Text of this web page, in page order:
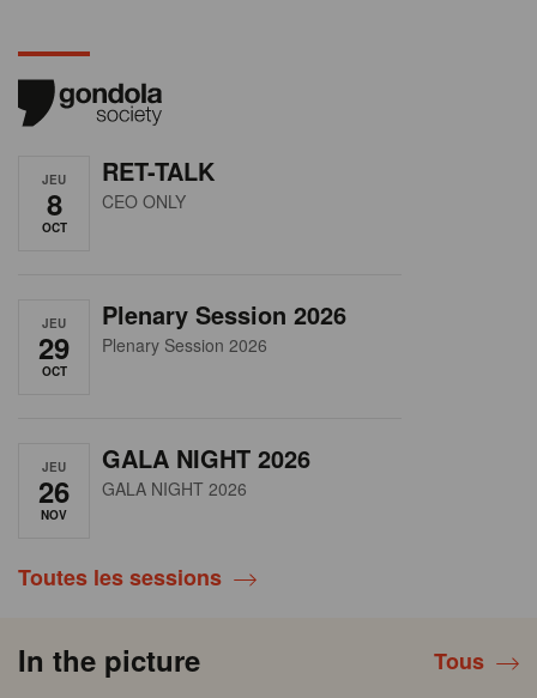
JEU
8
OCT
RET-TALK
CEO ONLY
JEU
29
OCT
Plenary Session 2026
Plenary Session 2026
JEU
26
NOV
GALA NIGHT 2026
GALA NIGHT 2026
Toutes les sessions
In the picture Tous